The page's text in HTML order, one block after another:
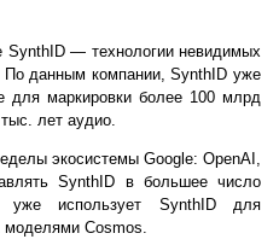
SynthID — технологии невидимых
По данным компании, SynthID уже
для маркировки более 100 млрд
лет аудио.
экосистемы Google: OpenAI,
SynthID в большее число
уже использует SynthID для
Cosmos.